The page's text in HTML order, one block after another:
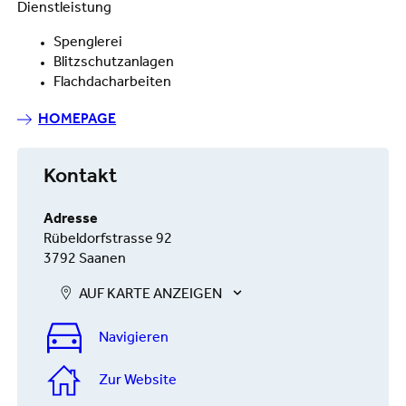
Dienstleistung
Spenglerei
Blitzschutzanlagen
Flachdacharbeiten
HOMEPAGE
Kontakt
Adresse
Rübeldorfstrasse 92
3792 Saanen
AUF KARTE ANZEIGEN
Navigieren
Zur Website